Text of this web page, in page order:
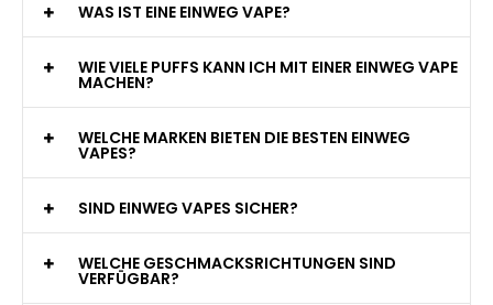
WAS IST EINE EINWEG VAPE?
WIE VIELE PUFFS KANN ICH MIT EINER EINWEG VAPE
MACHEN?
WELCHE MARKEN BIETEN DIE BESTEN EINWEG
VAPES?
SIND EINWEG VAPES SICHER?
WELCHE GESCHMACKSRICHTUNGEN SIND
VERFÜGBAR?